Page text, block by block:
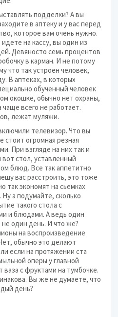
подделки? А вы
в аптеку и у вас перед
которое вам очень нужно.
на кассу, вы один из
Девяносто семь процентов
в карман. И не потому
что так устроен человек,
В аптеках, в которых
обученный человек
окошке, обычно нет охраны,
чаще всего не работает.
лежат муляжи.
телевизор. Что вы
стоит огромная резная
При взгляде на них так и
вот стол, уставленный
блюд. Все так аппетитно
вас расстроить, это тоже
так экономят на сьемках
а подумайте, сколько
такого стола с
и блюдами. А ведь один
не один день. И что же?
на воспроизведение
обычно это делают
если на протяжении ста
оперы у главной
ваза с фруктами на тумбочке.
Вы же не думаете, что
день?